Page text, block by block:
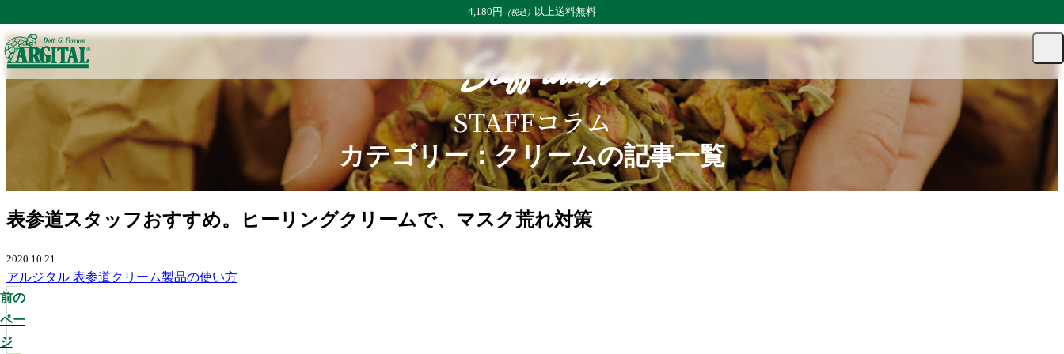
4,180円 （税込） 以上送料無料
マ
カー
Staff column
STAFFコラム
カテゴリー：クリームの記事一覧
表参道スタッフおすすめ。ヒーリングクリームで、マスク荒れ対策
2020.10.21
アルジタル 表参道クリーム製品の使い方
前の
ペー
ジ